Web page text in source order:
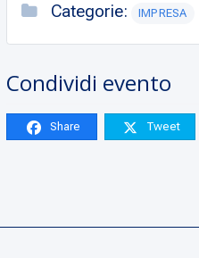
Categorie: IMPRESA
Condividi evento
Share Tweet